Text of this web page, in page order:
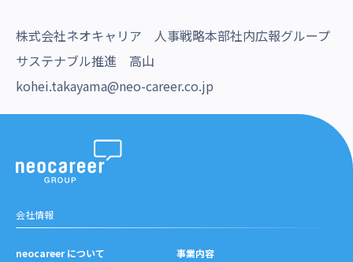
株式会社ネオキャリア 人事戦略本部社内広報グループ
サステナブル推進 高山
kohei.takayama@neo-career.co.jp
会社情報
neocareer について
事業内容